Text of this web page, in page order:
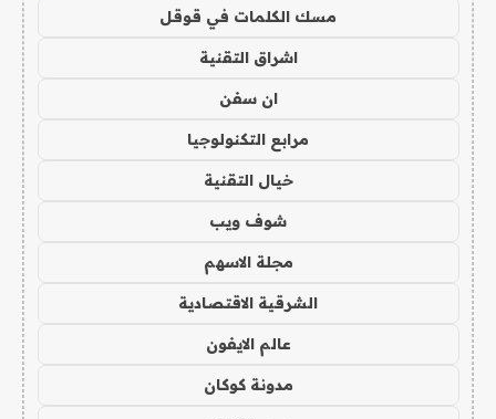
مسك الكلمات في قوقل
اشراق التقنية
ان سفن
مرابع التكنولوجيا
خيال التقنية
شوف ويب
مجلة الاسهم
الشرقية الاقتصادية
عالم الايفون
مدونة كوكان